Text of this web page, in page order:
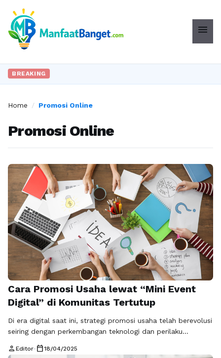
menu
BREAKING
Home / Promosi Online
Promosi Online
Cara Promosi Usaha lewat “Mini Event
Digital” di Komunitas Tertutup
Di era digital saat ini, strategi promosi usaha telah berevolusi
seiring dengan perkembangan teknologi dan perilaku
populer adalah melalui “mini event digital” di komunitas
person Editor• calendar_today18/04/2025